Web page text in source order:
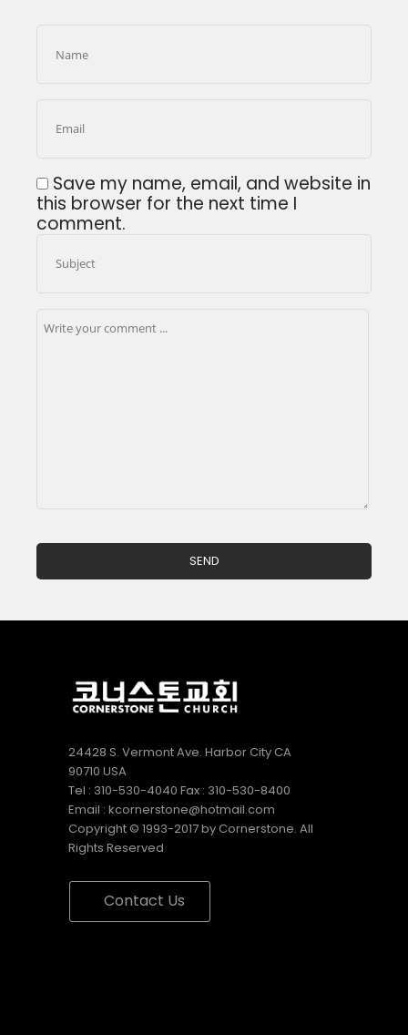
Save my name, email, and website in
this browser for the next time I
comment.
24428 S. Vermont Ave. Harbor City CA
90710 USA
Tel : 310-530-4040 Fax : 310-530-8400
Email : kcornerstone@hotmail.com
Copyright © 1993-2017 by Cornerstone. All
Rights Reserved
Contact Us